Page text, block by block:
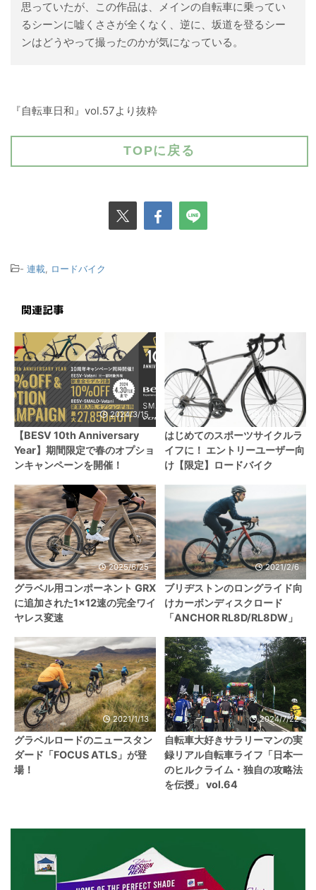
思っていたが、この作品は、メインの自転車に乗ってい
るシーンに嘘くささが全くなく、逆に、坂道を登るシー
ンはどうやって撮ったのかが気になっている。
『自転車日和』vol.57より抜粋
TOPに戻る
- 連載 ロードバイク
関連記事
2024/3/15
【BESV 10th Anniversary
Year】期間限定で春のオプショ
ンキャンペーンを開催！
2020/6/11
はじめてのスポーツサイクルラ
イフに！ エントリーユーザー向
け【限定】ロードバイク
2025/6/25
グラベル用コンポーネント GRX
に追加された1×12速の完全ワイ
ヤレス変速
2021/2/6
ブリヂストンのロングライド向
けカーボンディスクロード
「ANCHOR RL8D/RL8DW」
2021/1/13
グラベルロードのニュースタン
ダード「FOCUS ATLS」が登
場！
2024/7/22
自転車大好きサラリーマンの実
録リアル自転車ライフ「日本一
のヒルクライム・独自の攻略法
を伝授」 vol.64